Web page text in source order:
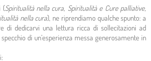
(Spiritualità nella cura, Spiritualità e Cure palliative,
nella cura), ne riprendiamo qualche spunto: a
di dedicarvi una lettura ricca di sollecitazioni ad
di un’esperienza messa generosamente in